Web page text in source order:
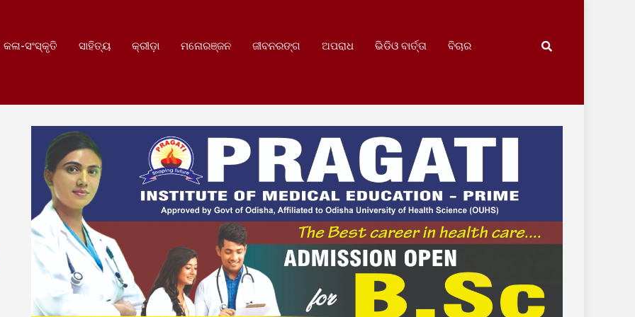
କଳା-ସଂସ୍କୃତି ସାହିତ୍ୟ କ୍ରୀଡ଼ା ମନୋରଞ୍ଜନ ଜୀବନରଙ୍ଗ ଅପରାଧ ଭିଡିଓ ବାର୍ତ୍ତା ବିଚାର